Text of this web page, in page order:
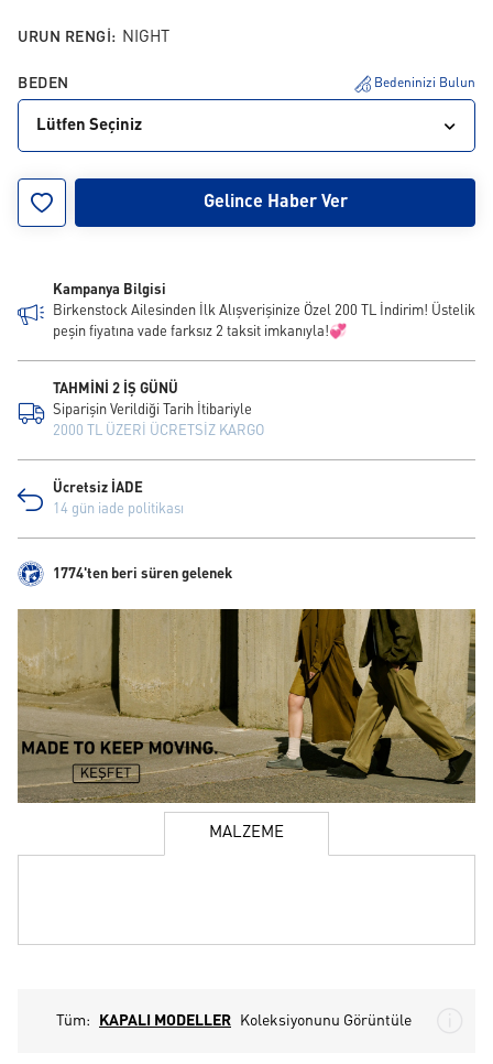
URUN RENGI: NIGHT
BEDEN Bedeninizi Bulun
Lütfen Seçiniz
44 45 46
Gelince Haber Ver
Kampanya Bilgisi
Birkenstock Ailesinden İlk Alışverişinize Özel 200 TL İndirim! Üstelik
peşin fiyatına vade farksız 2 taksit imkanıyla!💞
TAHMİNİ 2 İŞ GÜNÜ
Siparişin Verildiği Tarih İtibariyle
2000 TL ÜZERİ ÜCRETSİZ KARGO
Ücretsiz İADE
14 gün iade politikası
1774'ten beri süren gelenek
MALZEME
Tüm: KAPALI MODELLER Koleksiyonunu Görüntüle